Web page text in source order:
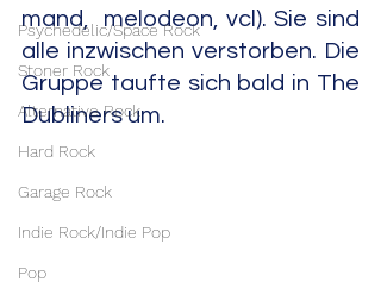
Psychedelic/Space Rock
Stoner Rock
Alternative Rock
Hard Rock
Garage Rock
Indie Rock/Indie Pop
Pop
mand,  melodeon, vcl). Sie sind
alle inzwischen verstorben. Die
Gruppe taufte sich bald in The
Dubliners um.